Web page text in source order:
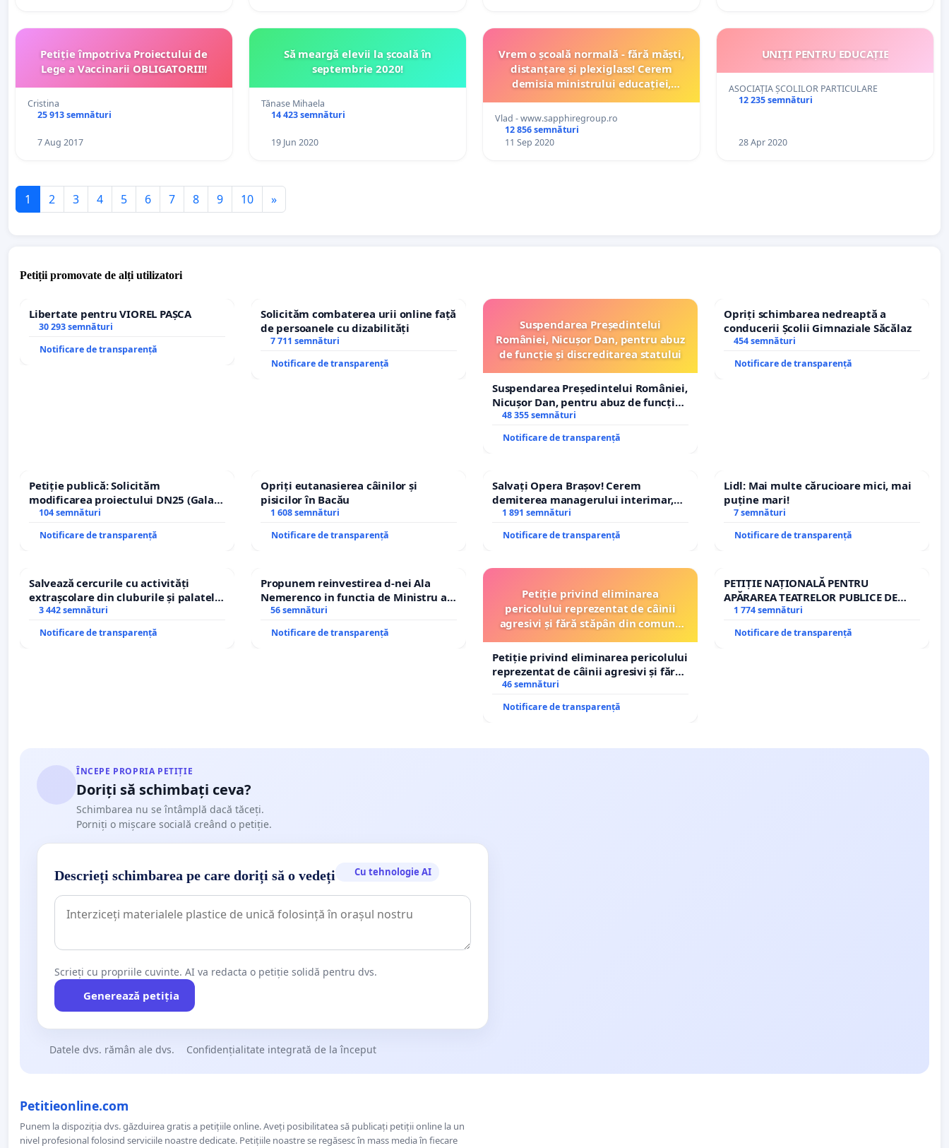
Petiție împotriva Proiectului de
Lege a Vaccinarii OBLIGATORII!!
Cristina
25 913 semnături
7 Aug 2017
Să meargă elevii la școală în
septembrie 2020!
Tănase Mihaela
14 423 semnături
19 Jun 2020
Vrem o școală normală - fără măști,
distanțare și plexiglass! Cerem
demisia ministrului educației,
Vlad - www.sapphiregroup.ro
12 856 semnături
11 Sep 2020
UNIȚI PENTRU EDUCAȚIE
ASOCIAȚIA ȘCOLILOR PARTICULARE
12 235 semnături
28 Apr 2020
1 2 3 4 5 6 7 8 9 10 »
Petiții promovate de alți utilizatori
Libertate pentru VIOREL PAȘCA
30 293 semnături
Notificare de transparență
Solicităm combaterea urii online față
de persoanele cu dizabilități
7 711 semnături
Notificare de transparență
Suspendarea Președintelui
României, Nicușor Dan, pentru abuz
de funcție și discreditarea statului
Suspendarea Președintelui României,
Nicușor Dan, pentru abuz de funcție
și discreditarea statului
48 355 semnături
Notificare de transparență
Opriți schimbarea nedreaptă a
conducerii Școlii Gimnaziale Săcălaz
454 semnături
Notificare de transparență
Petiție publică: Solicităm
modificarea proiectului DN25 (Galați
– Hanu Conachi) prin devierea
traseului în afara localităților!
104 semnături
Notificare de transparență
Opriți eutanasierea câinilor și
pisicilor în Bacău
1 608 semnături
Notificare de transparență
Salvați Opera Brașov! Cerem
demiterea managerului interimar,
Petrean Lucian-Marius!
1 891 semnături
Notificare de transparență
Lidl: Mai multe cărucioare mici, mai
puține mari!
7 semnături
Notificare de transparență
Salvează cercurile cu activități
extrașcolare din cluburile și palatele
copiilor
3 442 semnături
Notificare de transparență
Propunem reinvestirea d-nei Ala
Nemerenco in functia de Ministru al
Sanatatii
56 semnături
Notificare de transparență
Petiție privind eliminarea
pericolului reprezentat de câinii
agresivi și fără stăpân din comuna
Petiție privind eliminarea pericolului
reprezentat de câinii agresivi și fără
stăpân din comuna Tunari
46 semnături
Notificare de transparență
PETIȚIE NAȚIONALĂ PENTRU
APĂRAREA TEATRELOR PUBLICE DE
REPERTORIU DIN ROMÂNIA
1 774 semnături
Notificare de transparență
ÎNCEPE PROPRIA PETIȚIE
Doriți să schimbați ceva?
Schimbarea nu se întâmplă dacă tăceți.
Porniți o mișcare socială creând o petiție.
Descrieți schimbarea pe care doriți să o vedeți Cu tehnologie AI
Scrieți cu propriile cuvinte. AI va redacta o petiție solidă pentru dvs.
Generează petiția
Datele dvs. rămân ale dvs. Confidențialitate integrată de la început
Petitieonline.com
Punem la dispoziția dvs. găzduirea gratis a petițiile online. Aveți posibilitatea să publicați petiții online la un
nivel profesional folosind serviciile noastre dedicate. Petițiile noastre se regăsesc în mass media în fiecare